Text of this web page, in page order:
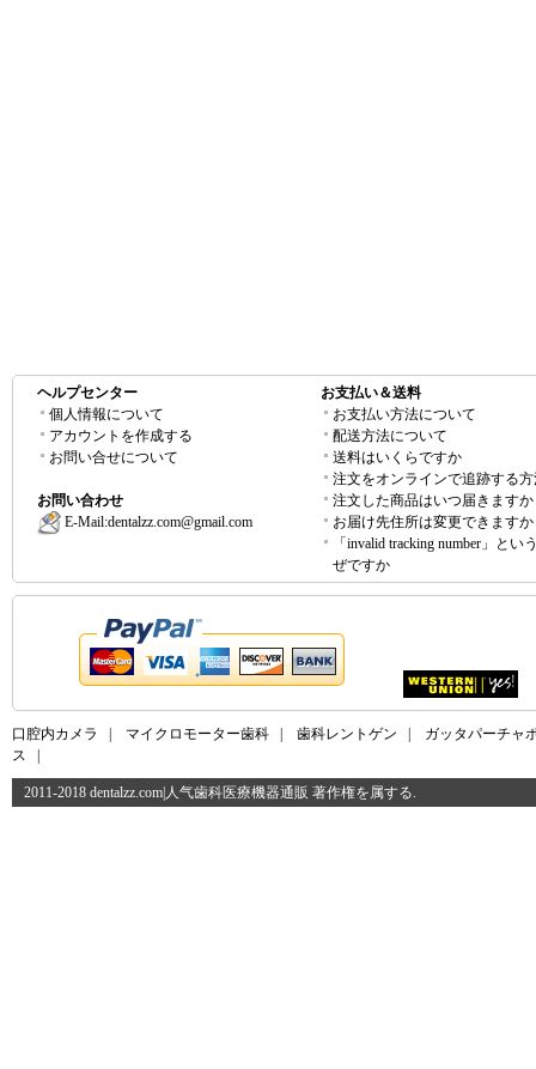
ヘルプセンター
個人情報について
アカウントを作成する
お問い合せについて
お問い合わせ
E-Mail:dentalzz.com@gmail.com
お支払い＆送料
お支払い方法について
配送方法について
送料はいくらですか
注文をオンラインで追跡する
注文した商品はいつ届きますか
お届け先住所は変更できますか
「invalid tracking number」とい
ぜですか
口腔内カメラ マイクロモーター歯科 歯科レントゲン
ガッタパーチャ
ス
2011-2018 dentalzz.com|人气歯科医療機器通販 著作権を属する.